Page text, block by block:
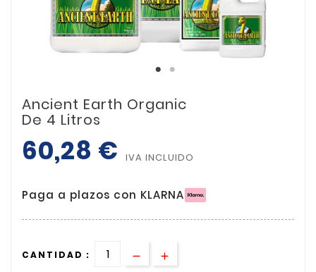
Ancient Earth Organic
De 4 Litros
60,28 € IVA INCLUIDO
Paga a plazos con KLARNA
CANTIDAD :